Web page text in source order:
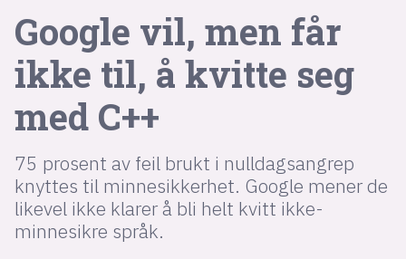
Google vil, men får
ikke til, å kvitte seg
med C++
75 prosent av feil brukt i nulldagsangrep
knyttes til minnesikkerhet. Google mener de
likevel ikke klarer å bli helt kvitt ikke-
minnesikre språk.
mørk modus
nyhetsbrev
kode24-klubben
LinkedIn
Facebook
annonsepriser